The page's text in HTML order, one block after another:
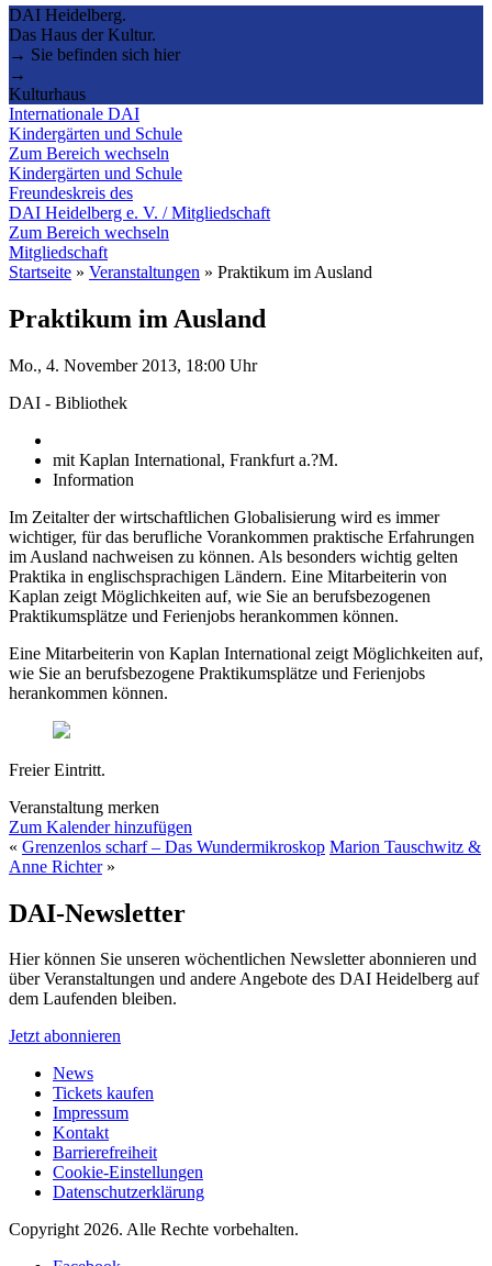
DAI Heidelberg.
Das Haus der Kultur.
→ Sie befinden sich hier
→
Kulturhaus
Internationale DAI
Kindergärten und Schule
Zum Bereich wechseln
Kindergärten und Schule
Freundeskreis des
DAI Heidelberg e. V. / Mitgliedschaft
Zum Bereich wechseln
Mitgliedschaft
Startseite » Veranstaltungen » Praktikum im Ausland
Praktikum im Ausland
Mo., 4. November 2013, 18:00 Uhr
DAI - Bibliothek
mit Kaplan International, Frankfurt a.?M.
Information
Im Zeitalter der wirtschaftlichen Globalisierung wird es immer
wichtiger, für das berufliche Vorankommen praktische Erfahrungen
im Ausland nachweisen zu können. Als besonders wichtig gelten
Praktika in englischsprachigen Ländern. Eine Mitarbeiterin von
Kaplan zeigt Möglichkeiten auf, wie Sie an berufsbezogenen
Praktikumsplätze und Ferienjobs herankommen können.
Eine Mitarbeiterin von Kaplan International zeigt Möglichkeiten auf,
wie Sie an berufsbezogene Praktikumsplätze und Ferienjobs
herankommen können.
Freier Eintritt.
Veranstaltung merken
Zum Kalender hinzufügen
« Grenzenlos scharf – Das Wundermikroskop Marion Tauschwitz &
Anne Richter»
DAI-Newsletter
Hier können Sie unseren wöchentlichen Newsletter abonnieren und
über Veranstaltungen und andere Angebote des DAI Heidelberg auf
dem Laufenden bleiben.
Jetzt abonnieren
News
Tickets kaufen
Impressum
Kontakt
Barrierefreiheit
Cookie-Einstellungen
Datenschutzerklärung
Copyright 2026. Alle Rechte vorbehalten.